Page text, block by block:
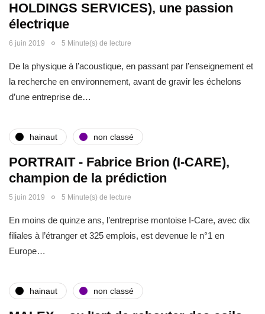
HOLDINGS SERVICES), une passion
électrique
6 juin 2019 5 Minute(s) de lecture
De la physique à l’acoustique, en passant par l’enseignement et
la recherche en environnement, avant de gravir les échelons
d’une entreprise de…
hainaut non classé
PORTRAIT - Fabrice Brion (I-CARE),
champion de la prédiction
5 juin 2019 5 Minute(s) de lecture
En moins de quinze ans, l’entreprise montoise I-Care, avec dix
filiales à l’étranger et 325 emplois, est devenue le n°1 en
Europe…
hainaut non classé